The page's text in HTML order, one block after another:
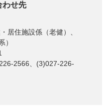
わせ先
居住施設係（老健）、
）
2566、(3)027-226-